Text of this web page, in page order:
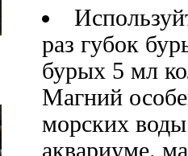
раз губок
бурых 5 мл
Магний
морских
аквариуме.